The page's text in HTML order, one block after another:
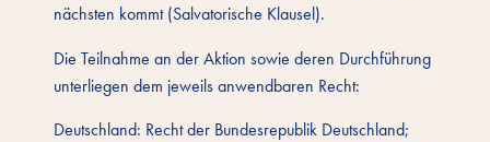
nächsten kommt (Salvatorische Klausel).
Die Teilnahme an der Aktion sowie deren Durchführung
unterliegen dem jeweils anwendbaren Recht:
Deutschland: Recht der Bundesrepublik Deutschland;